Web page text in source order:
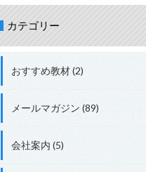
（正常）配賦額 = 予定（正常）配賦率
× 実際操業度。 実際発生額との差額が
配賦差異。 差異の処理方法 実際発生額
が予定額を上回る場合、追加コストと
して借方差異（不利差異）。 実際発生
額が予定額を下回る場合、コスト節約
れる場合：「手形借入金」 具体例 200
座預金に入金された場合： 借方：当座
+ 2,000,000円 総勘定元帳への転記 資
産：「当座預金 + 2,000,000円」 負
類 資産勘定に分類される。 実際の支出
る。 仮払金の定義 支出金額や内容が確
定していない場合に一時的に支払う際
に使用する勘定科目。 支出内容が確定
した時点で精算処理を行い、仮払金は
解消される。 短期間で精算されること
が前提。 関連する勘定科目 現金や仮受
使用例 例: 出張費が確定しない場合、
社員に2,000円を仮払金として渡し、
カテゴリー
おすすめ教材 (2)
メールマガジン (89)
会社案内 (5)